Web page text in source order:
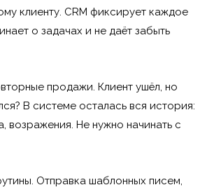
клиенту. CRM фиксирует каждое
о задачах и не даёт забыть
продажи. Клиент ушёл, но
В системе осталась вся история:
возражения. Не нужно начинать с
Отправка шаблонных писем,